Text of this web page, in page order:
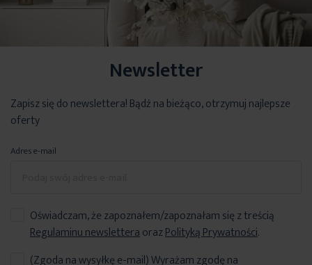
Newsletter
Zapisz się do newslettera! Bądź na bieżąco, otrzymuj najlepsze
oferty
Adres e-mail
Oświadczam, że zapoznałem/zapoznałam się z treścią
Regulaminu newsletteraorazPolityką Prywatności.
(Zgoda na wysyłkę e-mail) Wyrażam zgodę na